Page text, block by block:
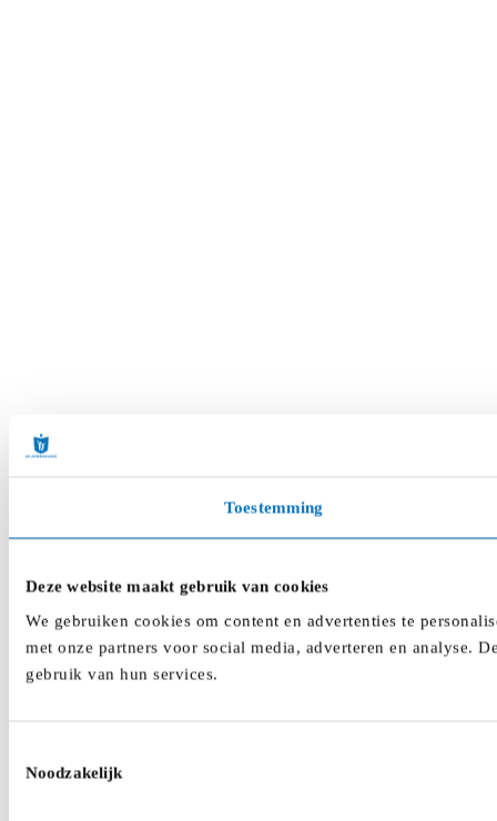
Toestemming
Deze website maakt gebruik van cookies
We gebruiken cookies om content en advertenties te
met onze partners voor social media, adverteren en analyse.
gebruik van hun services.
Noodzakelijk